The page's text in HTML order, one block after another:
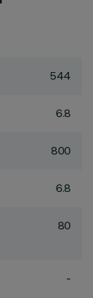
544
6.8
800
6.8
80
-